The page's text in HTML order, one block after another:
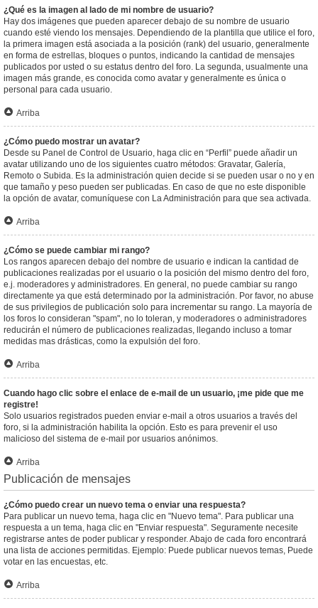
¿Qué es la imagen al lado de mi nombre de usuario?
Hay dos imágenes que pueden aparecer debajo de su nombre de usuario
cuando esté viendo los mensajes. Dependiendo de la plantilla que utilice el foro,
la primera imagen está asociada a la posición (rank) del usuario, generalmente
en forma de estrellas, bloques o puntos, indicando la cantidad de mensajes
publicados por usted o su estatus dentro del foro. La segunda, usualmente una
imagen más grande, es conocida como avatar y generalmente es única o
personal para cada usuario.
Arriba
¿Cómo puedo mostrar un avatar?
Desde su Panel de Control de Usuario, haga clic en “Perfil” puede añadir un
avatar utilizando uno de los siguientes cuatro métodos: Gravatar, Galería,
Remoto o Subida. Es la administración quien decide si se pueden usar o no y en
que tamaño y peso pueden ser publicadas. En caso de que no este disponible
la opción de avatar, comuníquese con La Administración para que sea activada.
Arriba
¿Cómo se puede cambiar mi rango?
Los rangos aparecen debajo del nombre de usuario e indican la cantidad de
publicaciones realizadas por el usuario o la posición del mismo dentro del foro,
e.j. moderadores y administradores. En general, no puede cambiar su rango
directamente ya que está determinado por la administración. Por favor, no abuse
de sus privilegios de publicación solo para incrementar su rango. La mayoría de
los foros lo consideran "spam", no lo toleran, y moderadores o administradores
reducirán el número de publicaciones realizadas, llegando incluso a tomar
medidas mas drásticas, como la expulsión del foro.
Arriba
Cuando hago clic sobre el enlace de e-mail de un usuario, ¡me pide que me
registre!
Solo usuarios registrados pueden enviar e-mail a otros usuarios a través del
foro, si la administración habilita la opción. Esto es para prevenir el uso
malicioso del sistema de e-mail por usuarios anónimos.
Arriba
Publicación de mensajes
¿Cómo puedo crear un nuevo tema o enviar una respuesta?
Para publicar un nuevo tema, haga clic en "Nuevo tema". Para publicar una
respuesta a un tema, haga clic en "Enviar respuesta". Seguramente necesite
registrarse antes de poder publicar y responder. Abajo de cada foro encontrará
una lista de acciones permitidas. Ejemplo: Puede publicar nuevos temas, Puede
votar en las encuestas, etc.
Arriba